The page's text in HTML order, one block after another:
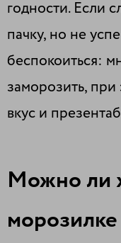
годности. Если
пачку, но не
беспокоиться:
заморозить,
вкус и
Можно ли